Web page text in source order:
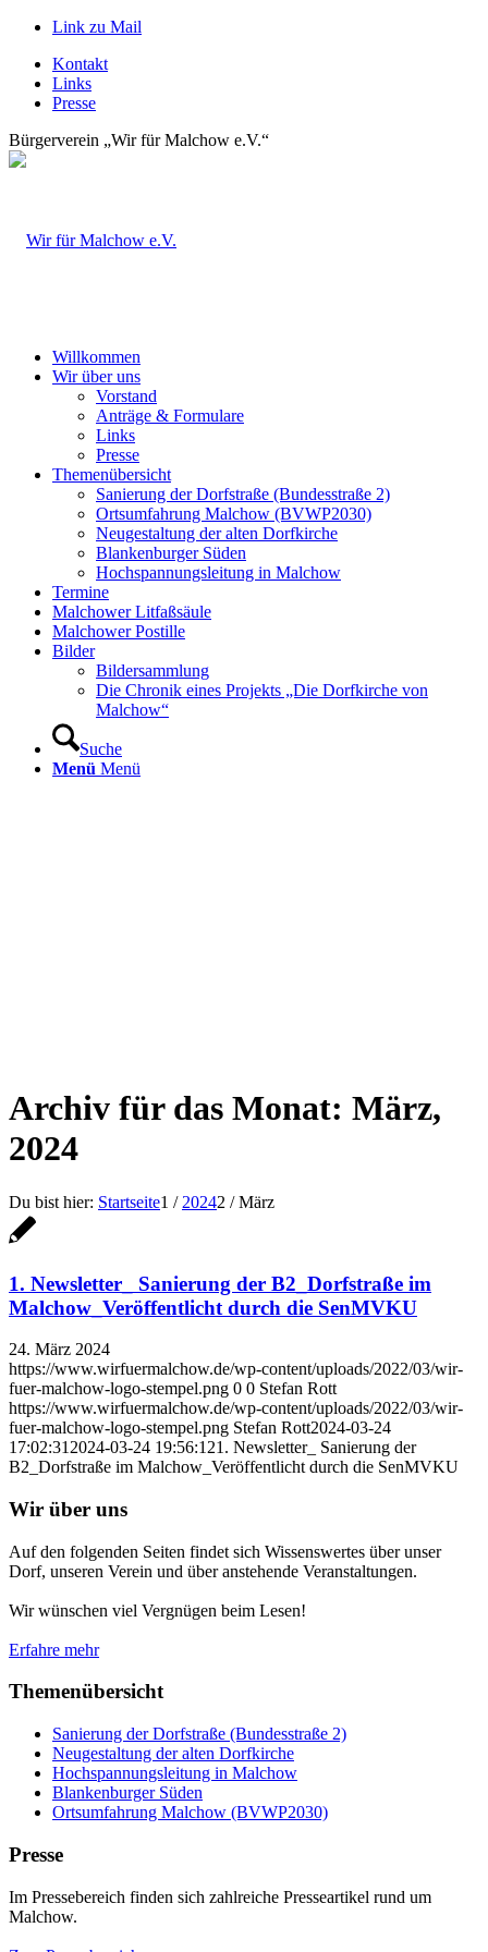
Link zu Mail
Kontakt
Links
Presse
Bürgerverein „Wir für Malchow e.V.“
Willkommen
Wir über uns
Vorstand
Anträge & Formulare
Links
Presse
Themenübersicht
Sanierung der Dorfstraße (Bundesstraße 2)
Ortsumfahrung Malchow (BVWP2030)
Neugestaltung der alten Dorfkirche
Blankenburger Süden
Hochspannungsleitung in Malchow
Termine
Malchower Litfaßsäule
Malchower Postille
Bilder
Bildersammlung
Die Chronik eines Projekts „Die Dorfkirche von
Malchow“
Suche
Menü Menü
Archiv für das Monat: März,
2024
Du bist hier: Startseite1 / 20242 / März
1. Newsletter_ Sanierung der B2_Dorfstraße im
Malchow_Veröffentlicht durch die SenMVKU
24. März 2024
https://www.wirfuermalchow.de/wp-content/uploads/2022/03/wir-
fuer-malchow-logo-stempel.png 0 0 Stefan Rott
https://www.wirfuermalchow.de/wp-content/uploads/2022/03/wir-
fuer-malchow-logo-stempel.png Stefan Rott2024-03-24
17:02:31 2024-03-24 19:56:121. Newsletter_ Sanierung der
B2_Dorfstraße im Malchow_Veröffentlicht durch die SenMVKU
Wir über uns
Auf den folgenden Seiten findet sich Wissenswertes über unser
Dorf, unseren Verein und über anstehende Veranstaltungen.
Wir wünschen viel Vergnügen beim Lesen!
Erfahre mehr
Themenübersicht
Sanierung der Dorfstraße (Bundesstraße 2)
Neugestaltung der alten Dorfkirche
Hochspannungsleitung in Malchow
Blankenburger Süden
Ortsumfahrung Malchow (BVWP2030)
Presse
Im Pressebereich finden sich zahlreiche Presseartikel rund um
Malchow.